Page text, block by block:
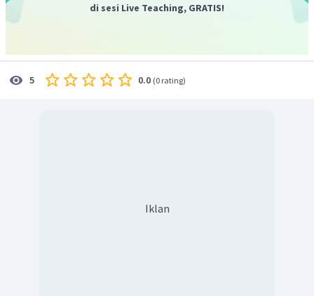
di sesi Live Teaching, GRATIS!
5 0.0 (0 rating)
Iklan